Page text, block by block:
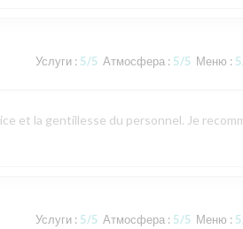
Услуги: 5/5 Атмосфера : 5/5 Меню : 5
et la gentillesse du personnel. Je
Услуги: 5/5 Атмосфера : 5/5 Меню : 5